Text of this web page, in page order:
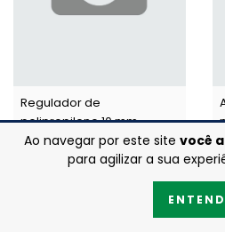
Ao navegar por este site você
para agilizar a sua
Regulador de
polipropileno 10 mm
Terlizzi 1100 branco c/ 100
R$1,79